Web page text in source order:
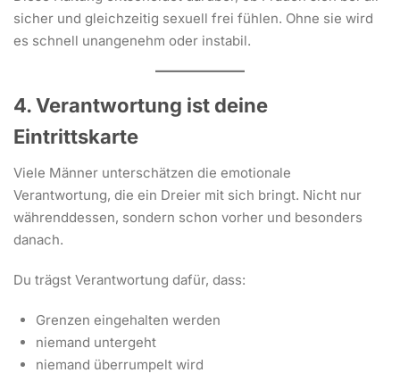
sicher und gleichzeitig sexuell frei fühlen. Ohne sie wird
es schnell unangenehm oder instabil.
4. Verantwortung ist deine
Eintrittskarte
Viele Männer unterschätzen die emotionale
Verantwortung, die ein Dreier mit sich bringt. Nicht nur
währenddessen, sondern schon vorher und besonders
danach.
Du trägst Verantwortung dafür, dass:
Grenzen eingehalten werden
niemand untergeht
niemand überrumpelt wird